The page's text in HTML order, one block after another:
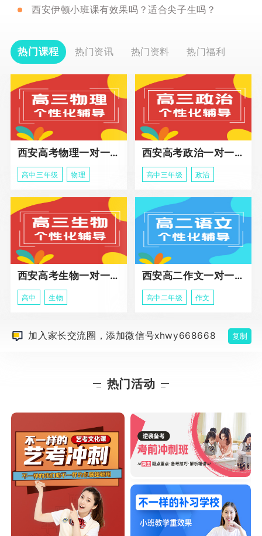
西安伊顿小班课有效果吗？适合尖子生吗？
热门课程 热门资讯 热门资料 热门福利
西安高考物理一对一辅导课程
高中三年级 物理
西安高考政治一对一辅导课程
高中三年级 政治
西安高考生物一对一辅导
高中 生物
西安高二作文一对一辅导课程
高中二年级 作文
加入家长交流圈，添加微信号xhwy668668 复制
热门活动